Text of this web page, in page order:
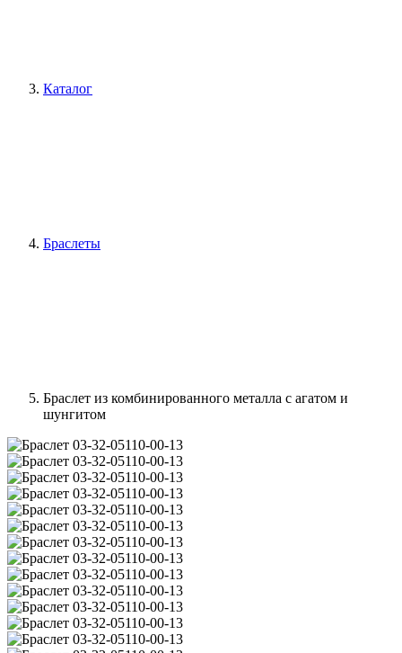
Каталог
Браслеты
Браслет из комбинированного металла с агатом и
шунгитом